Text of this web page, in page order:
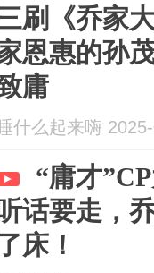
刷《乔家
恩惠的孙
庸
什么起来嗨
“庸才
话要走，
床！